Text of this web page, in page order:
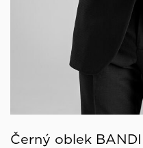
Černý oblek